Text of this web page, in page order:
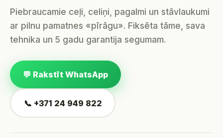
Piebraucamie ceļi, celiņi, pagalmi un stāvlaukumi
ar pilnu pamatnes «pīrāgu». Fiksēta tāme, sava
tehnika un 5 gadu garantija segumam.
💬 Rakstīt WhatsApp
📞 +371 24 949 822